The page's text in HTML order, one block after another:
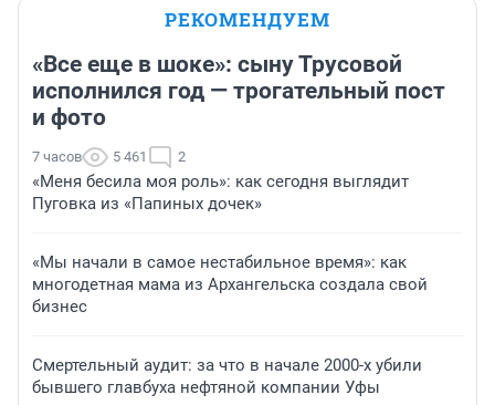
РЕКОМЕНДУЕМ
«Все еще в шоке»: сыну Трусовой
исполнился год — трогательный пост
и фото
7 часов 5 461 2
«Меня бесила моя роль»: как сегодня выглядит
Пуговка из «Папиных дочек»
«Мы начали в самое нестабильное время»: как
многодетная мама из Архангельска создала свой
бизнес
Смертельный аудит: за что в начале 2000-х убили
бывшего главбуха нефтяной компании Уфы